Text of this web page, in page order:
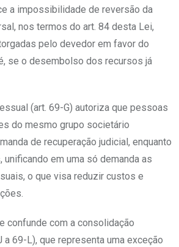
a impossibilidade de reversão da
nos termos do art. 84 desta Lei,
pelo devedor em favor do
se o desembolso dos recursos já
(art. 69-G) autoriza que pessoas
do mesmo grupo societário
de recuperação judicial, enquanto
em uma só demanda as
o que visa reduzir custos e
confunde com a consolidação
a 69-L), que representa uma exceção